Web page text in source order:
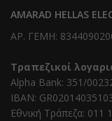
AMARAD HELLAS
ΑΡ. ΓΕΜΗ:
Τραπεζικοί
Alpha Bank: 351/
IBAN:
Εθνική Τράπεζα: 011